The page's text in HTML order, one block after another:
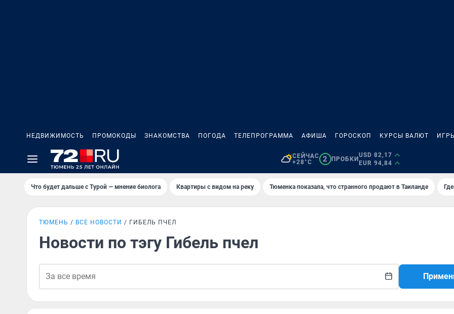
НЕДВИЖИМОСТЬ ПРОМОКОДЫ ЗНАКОМСТВА ПОГОДА ТЕЛЕПРОГРАММА АФИША ГОРОСКОП КУРСЫ ВАЛЮТ
СЕЙЧАС
+28°C
2 ПРОБКИ
USD 82,17
EUR 94,84
Что будет дальше с Турой — мнение биолога Квартиры с видом на реку Тюменка показала, что странного продают в Таиланде
ТЮМЕНЬ ВСЕ НОВОСТИ ГИБЕЛЬ ПЧЕЛ
Новости по тэгу Гибель пчел